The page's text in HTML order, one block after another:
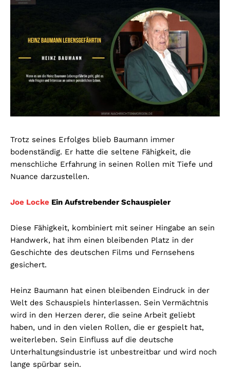
Trotz seines Erfolges blieb Baumann immer
bodenständig. Er hatte die seltene Fähigkeit, die
menschliche Erfahrung in seinen Rollen mit Tiefe und
Nuance darzustellen.
Joe Locke Ein Aufstrebender Schauspieler
Diese Fähigkeit, kombiniert mit seiner Hingabe an sein
Handwerk, hat ihm einen bleibenden Platz in der
Geschichte des deutschen Films und Fernsehens
gesichert.
Heinz Baumann hat einen bleibenden Eindruck in der
Welt des Schauspiels hinterlassen. Sein Vermächtnis
wird in den Herzen derer, die seine Arbeit geliebt
haben, und in den vielen Rollen, die er gespielt hat,
weiterleben. Sein Einfluss auf die deutsche
Unterhaltungsindustrie ist unbestreitbar und wird noch
lange spürbar sein.